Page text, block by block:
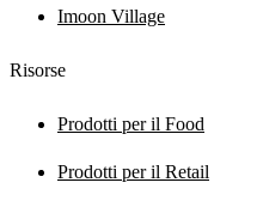
Imoon Village
Risorse
Prodotti per il Food
Prodotti per il Retail